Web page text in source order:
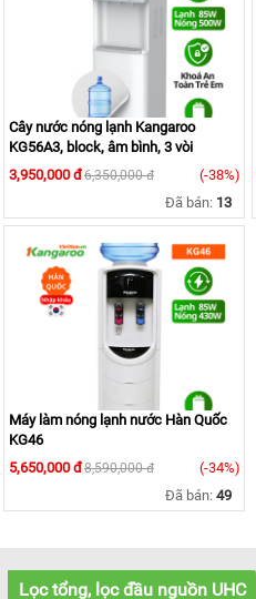
Cây nước nóng lạnh Kangaroo
KG56A3, block, âm bình, 3 vòi
3,950,000 đ6,350,000 đ
(-38%)
Đã bán: 13
Máy làm nóng lạnh nước Hàn Quốc
KG46
5,650,000 đ8,590,000 đ
(-34%)
Đã bán: 49
Lọc tổng, lọc đầu nguồn UHC